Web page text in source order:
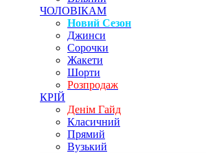
ЧОЛОВІКАМ
Новий Сезон
Джинси
Сорочки
Жакети
Шорти
Розпродаж
КРІЙ
Денім Гайд
Класичний
Прямий
Вузький